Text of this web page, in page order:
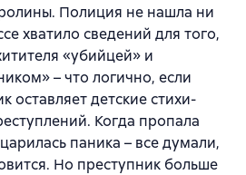
Полиция не нашла ни
хватило сведений для того,
«убийцей» и
– что логично, если
оставляет детские стихи-
Когда пропала
паника – все думали,
Но преступник больше